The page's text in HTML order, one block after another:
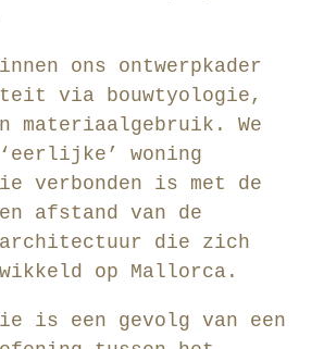
ons ontwerpkader
via bouwtyologie,
materiaalgebruik. We
woning
verbonden is met de
afstand van de
architectuur die zich
op Mallorca.
is een gevolg van een